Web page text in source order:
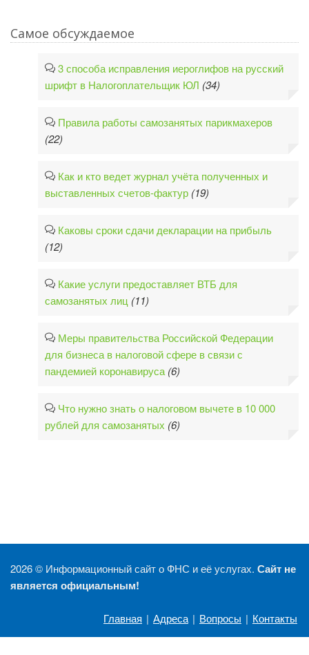
Самое обсуждаемое
3 способа исправления иероглифов на русский
шрифт в Налогоплательщик ЮЛ (34)
Правила работы самозанятых парикмахеров
(22)
Как и кто ведет журнал учёта полученных и
выставленных счетов-фактур (19)
Каковы сроки сдачи декларации на прибыль
(12)
Какие услуги предоставляет ВТБ для
самозанятых лиц (11)
Меры правительства Российской Федерации
для бизнеса в налоговой сфере в связи с
пандемией коронавируса (6)
Что нужно знать о налоговом вычете в 10 000
рублей для самозанятых (6)
2026 © Информационный сайт о ФНС и её услугах. Сайт не
является официальным!
Главная | Адреса | Вопросы | Контакты